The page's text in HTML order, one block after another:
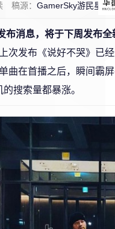
稿源： GamerSky游民星空
消息，将于下周发布全
次发布《说好不哭》已
曲在首播之后，瞬间霸
搜索量都暴涨。